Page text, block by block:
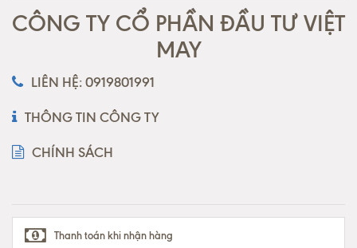
CÔNG TY CỔ PHẦN ĐẦU TƯ VIỆT
MAY
LIÊN HỆ: 0919801991
THÔNG TIN CÔNG TY
CHÍNH SÁCH
Thanh toán khi nhận hàng